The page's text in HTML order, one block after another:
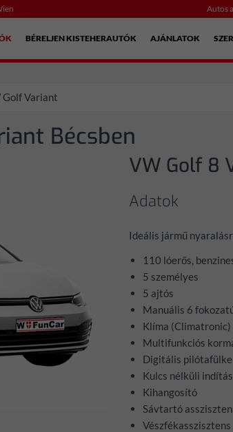
Autos
BÉRELJEN KISTEHERAUTÓK AJÁNLATOK
Golf Variant
Bécsben
VW Golf 8
Adatok
Ideális jármű
110 lóerős,
5 személyes
5 ajtós
Manuális 6
Klíma (Climatronic)
Multifunkciós
Digitális pilótafülke
Kulcs nélküli indítás
Kihangosító
Sávtartó
Vészfékasszisztens